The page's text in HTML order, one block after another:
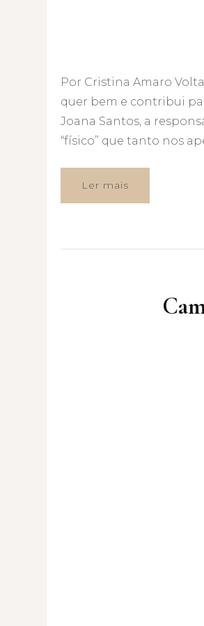
Por Cristina Amaro
quer bem e contribui
Joana Santos, a
“físico” que tanto nos
Ler mais